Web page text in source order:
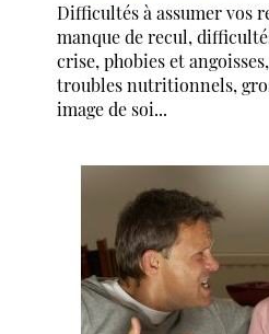
Difficultés à assumer vos
manque de recul,
crise, phobies et
troubles nutritionnels,
image de soi...